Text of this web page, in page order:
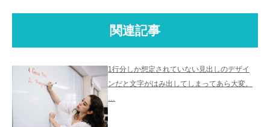
関連記事
1行分しか想定されていない見出しのデザイ
ンだと文字がはみ出してしまってあら大変。
…